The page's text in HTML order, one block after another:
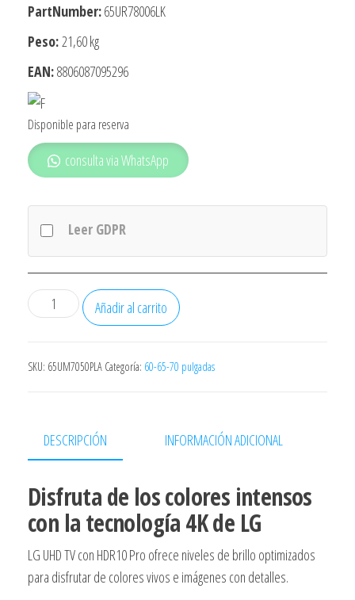
PartNumber:65UR78006LK
Peso: 21,60 kg
EAN:8806087095296
Disponible para reserva
consulta via WhatsApp
Leer GDPR
Televisor
LG
65UR78006LK
4K/
TV/
WiFi
Añadir al carrito
SKU: 65UM7050PLA Categoría: 60-65-70 pulgadas
DESCRIPCIÓN INFORMACIÓN ADICIONAL
Disfruta de los colores intensos
con la tecnología 4K de LG
LG UHD TV con HDR10 Pro ofrece niveles de brillo optimizados
para disfrutar de colores vivos e imágenes con detalles.